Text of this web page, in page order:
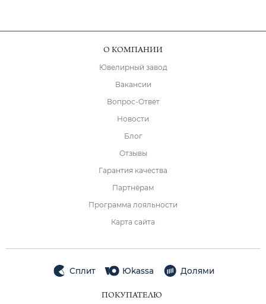
О КОМПАНИИ
Ювелирный завод
Вакансии
Вопрос-Ответ
Новости
Блог
Отзывы
Гарантия качества
Партнёрам
Программа лояльности
Карта сайта
Сплит Юkassa Долями
ПОКУПАТЕЛЮ